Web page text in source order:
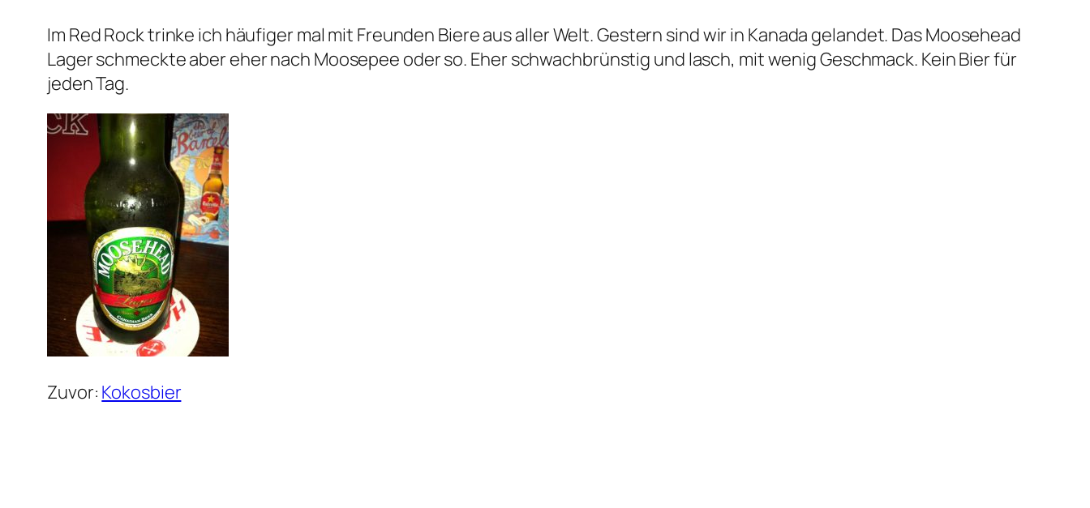
Im Red Rock trinke ich häufiger mal mit Freunden Biere aus aller Welt. Gestern sind wir in Kanada gelandet. Das Moosehead
Lager schmeckte aber eher nach Moosepee oder so. Eher schwachbrünstig und lasch, mit wenig Geschmack. Kein Bier für
jeden Tag.
Zuvor: Kokosbier